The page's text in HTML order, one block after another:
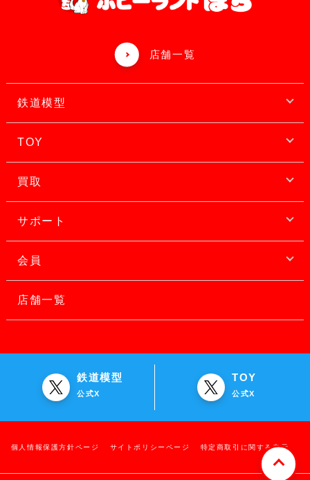
店舗一覧
鉄道模型
TOY
買取
サポート
会員
店舗一覧
鉄道模型
公式X
TOY
公式X
個人情報保護方針ページ サイトポリシーページ 特定商取引に関する表示